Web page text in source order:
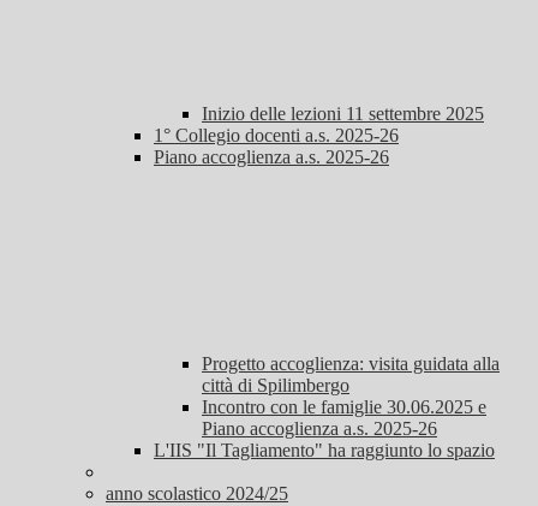
Inizio delle lezioni 11 settembre 2025
1° Collegio docenti a.s. 2025-26
Piano accoglienza a.s. 2025-26
Progetto accoglienza: visita guidata alla
città di Spilimbergo
Incontro con le famiglie 30.06.2025 e
Piano accoglienza a.s. 2025-26
L'IIS "Il Tagliamento" ha raggiunto lo spazio
anno scolastico 2024/25